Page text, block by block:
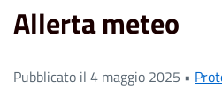
Allerta meteo
Pubblicato il 4 maggio 2025 •